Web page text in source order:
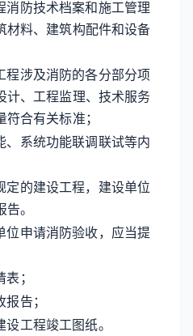
消防技术档案和施工管理
材料、建筑构配件和设备
程涉及消防的各分部分项
计、工程监理、技术服务
合有关标准；
、系统功能联调联试等内
定的建设工程，建设单位
。
申请消防验收，应当提
；
报告；
设工程竣工图纸。